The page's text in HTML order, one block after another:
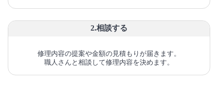
2.相談する
修理内容の提案や金額の見積もりが届きます。
職人さんと相談して修理内容を決めます。